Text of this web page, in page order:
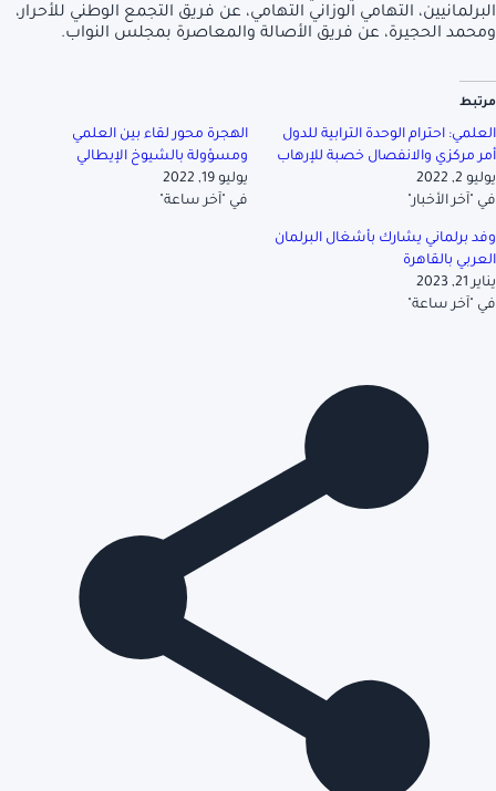
البرلمانيين، التهامي الوزاني التهامي، عن فريق التجمع الوطني للأحرار،
ومحمد الحجيرة، عن فريق الأصالة والمعاصرة بمجلس النواب.
مرتبط
العلمي: احترام الوحدة الترابية للدول
أمر مركزي والانفصال خصبة للإرهاب
يوليو 2, 2022
في "آخر الأخبار"
الهجرة محور لقاء بين العلمي
ومسؤولة بالشيوخ الإيطالي
يوليو 19, 2022
في "آخر ساعة"
وفد برلماني يشارك بأشغال البرلمان
العربي بالقاهرة
يناير 21, 2023
في "آخر ساعة"